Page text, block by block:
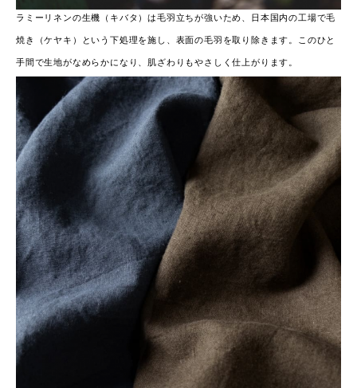
ラミーリネンの生機（キバタ）は毛羽立ちが強いため、日本国内の工場で毛
焼き（ケヤキ）という下処理を施し、表面の毛羽を取り除きます。このひと
手間で生地がなめらかになり、肌ざわりもやさしく仕上がります。